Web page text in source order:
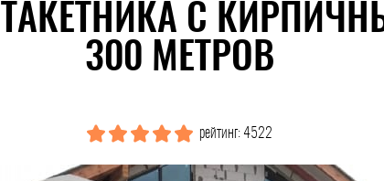
С
300 МЕТРОВ
рейтинг: 4522